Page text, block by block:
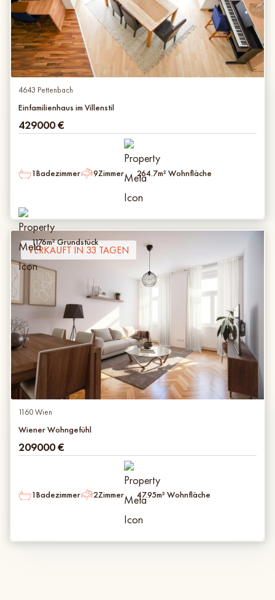
4643 Pettenbach
Einfamilienhaus im Villenstil
429000€
1Badezimmer 9Zimmer 264.7m² Wohnfläche
1176m² Grundstück
VERKAUFT IN 33 TAGEN
1160 Wien
Wiener Wohngefühl
209000€
1Badezimmer 2Zimmer 47.95m² Wohnfläche